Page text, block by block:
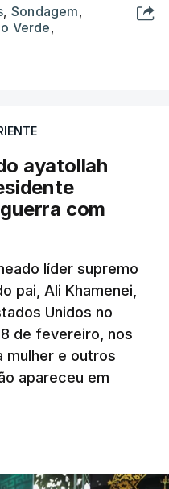
,Sondagem,
Verde,
ayatollah
com
líder supremo
pai, Ali Khamenei,
Unidos no
de fevereiro, nos
mulher e outros
apareceu em